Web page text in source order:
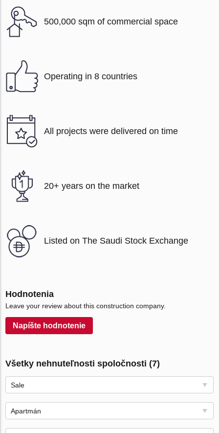
500,000 sqm of commercial space
Operating in 8 countries
All projects were delivered on time
20+ years on the market
Listed on The Saudi Stock Exchange
Hodnotenia
Leave your review about this construction company.
Napíšte hodnotenie
Všetky nehnuteľnosti spoločnosti (7)
Sale
Apartmán